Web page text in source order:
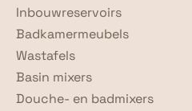
Inbouwreservoirs
Badkamermeubels
Wastafels
Basin mixers
Douche- en badmixers